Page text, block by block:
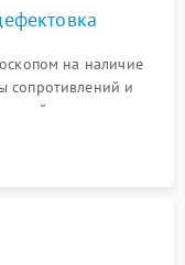
на наличие
сопротивлений и
питания,
и видеочипа.